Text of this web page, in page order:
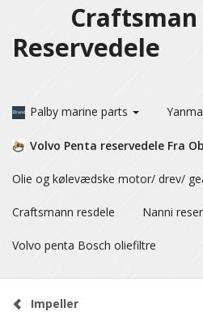
Craftsman
Reservedele
Palby marine parts
Volvo Penta reservedele Fra
Olie og kølevædske motor/ drev/
Craftsmann resdele Nanni
Volvo penta Bosch oliefiltre
Impeller